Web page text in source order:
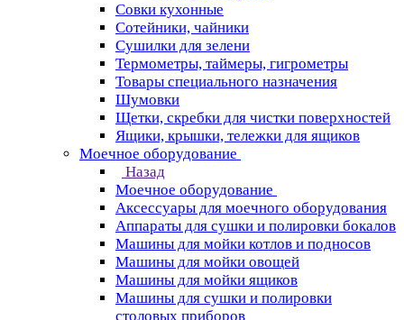
Совки кухонные
Сотейники, чайники
Сушилки для зелени
Термометры, таймеры, гигрометры
Товары специального назначения
Шумовки
Щетки, скребки для чистки поверхностей
Ящики, крышки, тележки для ящиков
Моечное оборудование
Назад
Моечное оборудование
Аксессуары для моечного оборудования
Аппараты для сушки и полировки бокалов
Машины для мойки котлов и подносов
Машины для мойки овощей
Машины для мойки ящиков
Машины для сушки и полировки
столовых приборов